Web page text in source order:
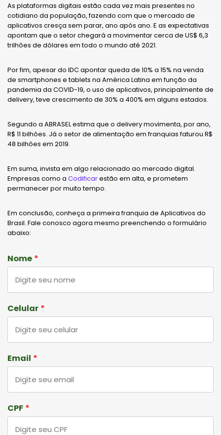
As plataformas digitais estão cada vez mais presentes no
cotidiano da população, fazendo com que o mercado de
aplicativos cresça sem parar, ano após ano. E as expectativas
apontam que o setor chegará a movimentar cerca de US$ 6,3
trilhões de dólares em todo o mundo até 2021.
Por fim, apesar do IDC apontar queda de 10% a 15% na venda
de smartphones e tablets na América Latina em função da
pandemia da COVID-19, o uso de aplicativos, principalmente de
delivery, teve crescimento de 30% a 400% em alguns estados.
Segundo a ABRASEL estima que o delivery movimenta, por ano,
R$ 11 bilhões. Já o setor de alimentação em franquias faturou R$
48 bilhões em 2019.
Em suma, invista em algo relacionado ao mercado digital.
Empresas como a Codificarestão em alta, e prometem
permanecer por muito tempo.
Em conclusão, conheça a primeira franquia de Aplicativos do
Brasil. Fale conosco agora mesmo preenchendo o formulário
abaixo:
Nome
Celular
Email
CPF